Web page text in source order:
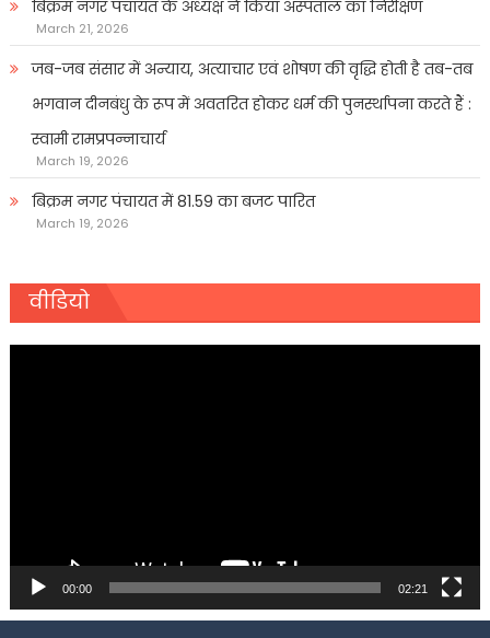
बिक्रम नगर पंचायत के अध्यक्ष ने किया अस्पताल का निरीक्षण
March 21, 2026
जब-जब संसार में अन्याय, अत्याचार एवं शोषण की वृद्धि होती है तब-तब
भगवान दीनबंधु के रूप में अवतरित होकर धर्म की पुनर्स्थापना करते हैं :
स्वामी रामप्रपन्नाचार्य
March 19, 2026
बिक्रम नगर पंचायत में 81.59 का बजट पारित
March 19, 2026
वीडियो
00:00 02:21